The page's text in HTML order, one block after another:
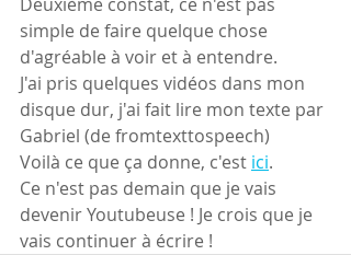
Deuxième constat, ce n'est pas
simple de faire quelque chose
d'agréable à voir et à entendre.
J'ai pris quelques vidéos dans mon
disque dur, j'ai fait lire mon texte par
Gabriel (de fromtexttospeech)
Voilà ce que ça donne, c'est ici.
Ce n'est pas demain que je vais
devenir Youtubeuse ! Je crois que je
vais continuer à écrire !